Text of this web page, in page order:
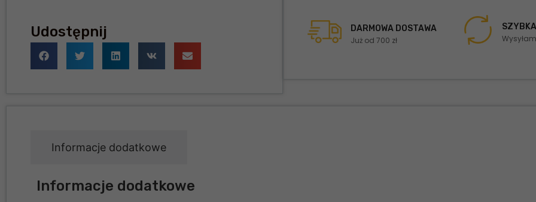
Udostępnij
DARMOWA DOSTAWA
Już od 700 zł
Informacje dodatkowe
Informacje dodatkowe